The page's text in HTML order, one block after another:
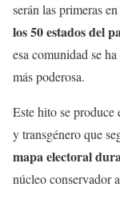
serán las primeras
los 50 estados del
esa comunidad se
más poderosa.
Este hito se
y transgénero que
mapa electoral
núcleo conservador